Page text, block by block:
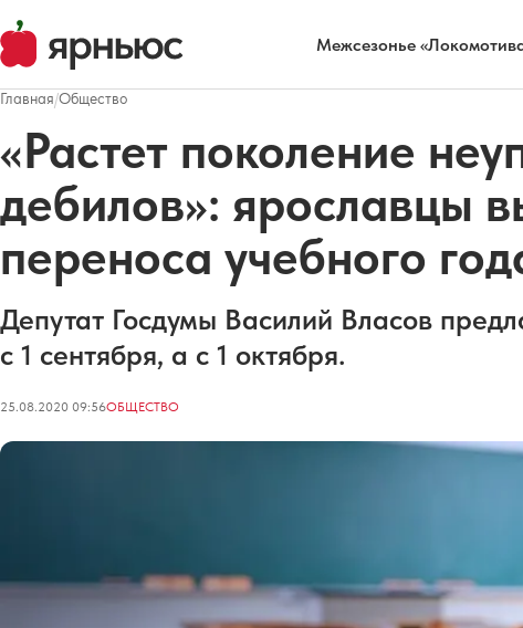
Межсезонье
Главная/Общество
«Растет поколение
дебилов»: ярославцы
переноса учебного
Депутат Госдумы Василий Власов
с 1 сентября, а с 1 октября.
25.08.2020 09:56ОБЩЕСТВО